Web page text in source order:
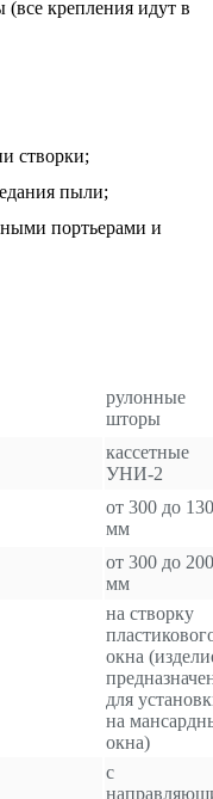
(все крепления идут в
створки;
пыли;
портьерами и
рулонные
шторы
кассетные
УНИ-2
от 300 до
мм
от 300 до
мм
на створку
окна
для
на
окна)
с